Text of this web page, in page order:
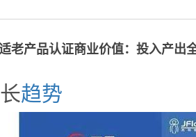
老产品认证商业价值：投入产出
趋势